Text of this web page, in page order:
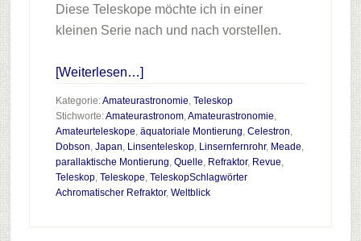
Diese Teleskope möchte ich in einer
kleinen Serie nach und nach vorstellen.
[Weiterlesen…]Infos
Plugin
Teleskopparade
Teil
5
Kategorie:Amateurastronomie, Teleskop
Stichworte:Amateurastronom,Amateurastronomie,
Amateurteleskope, äquatoriale Montierung, Celestron,
Dobson, Japan, Linsenteleskop, Linsernfernrohr, Meade,
parallaktische Montierung, Quelle, Refraktor, Revue,
Teleskop, Teleskope, TeleskopSchlagwörter
Achromatischer Refraktor, Weltblick